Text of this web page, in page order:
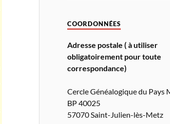
COORDONNÉES
Adresse postale ( à utiliser
obligatoirement pour toute
correspondance)
Cercle Généalogique du Pays
BP 40025
57070 Saint-Julien-lès-Metz